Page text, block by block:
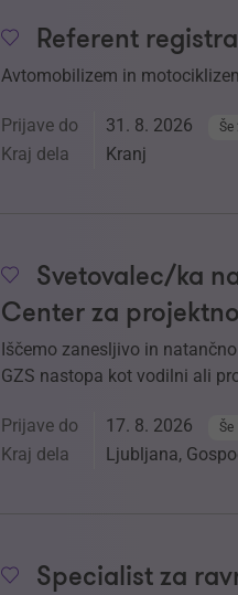
Referent
Avtomobilizem in
Prijave do 31. 8. 2026 Še
Kraj dela Kranj
Svetovalec/ka
Center za
Iščemo zanesljivo in
GZS nastopa kot vodilni ali
Prijave do 17. 8. 2026 Še
Kraj dela Ljubljana,
Specialist za